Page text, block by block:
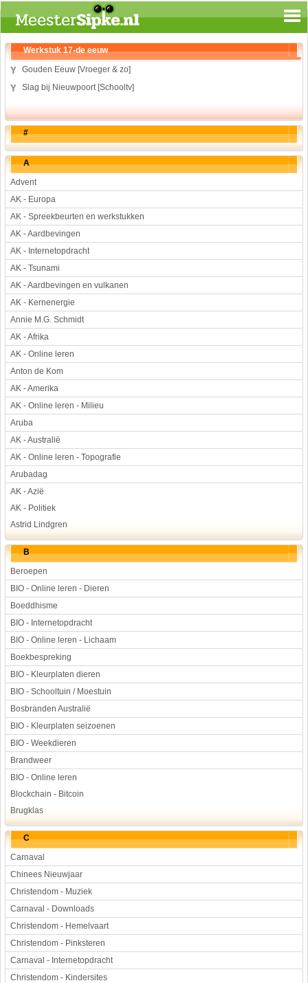
Spelen en leren
Aardrijkskunde
Biologie
Geloof
Geschiedenis
Internetopdrachten
Kinder-/Jeugdboeken
Kunst en Cultuur
Muziek
Rekenen
Sport
Taal en lezen
Techniek
Verkeer
Werkstuk en spreekbeurt
Aarde en heelal
Beroep, hobby, sport
Dieren
Geloven en vieren
Hulp aan mensen
Kunst en muziek
Landbouw, veeteelt, visserij
Landen en volken
Lichaam en gezondheid
Natuur en milieu
Personen
Verkeer en vervoer
Vroeger
Wetenschap en techniek
Werkstuk 17-de eeuw
Gouden Eeuw [Vroeger & zo]
Slag bij Nieuwpoort [Schooltv]
#
A
Advent
AK - Europa
AK - Spreekbeurten en werkstukken
AK - Aardbevingen
AK - Internetopdracht
AK - Tsunami
AK - Aardbevingen en vulkanen
AK - Kernenergie
Annie M.G. Schmidt
AK - Afrika
AK - Online leren
Anton de Kom
AK - Amerika
AK - Online leren - Milieu
Aruba
AK - Australië
AK - Online leren - Topografie
Arubadag
AK - Azië
AK - Politiek
Astrid Lindgren
B
Beroepen
BIO - Online leren - Dieren
Boeddhisme
BIO - Internetopdracht
BIO - Online leren - Lichaam
Boekbespreking
BIO - Kleurplaten dieren
BIO - Schooltuin / Moestuin
Bosbranden Australië
BIO - Kleurplaten seizoenen
BIO - Weekdieren
Brandweer
BIO - Online leren
Blockchain - Bitcoin
Brugklas
C
Carnaval
Chinees Nieuwjaar
Christendom - Muziek
Carnaval - Downloads
Christendom - Hemelvaart
Christendom - Pinksteren
Carnaval - Internetopdracht
Christendom - Kindersites